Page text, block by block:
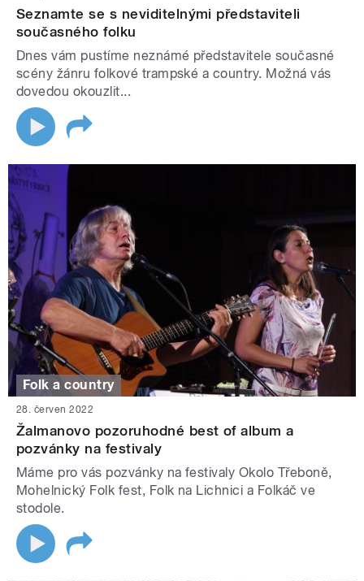
Seznamte se s neviditelnými představiteli
současného folku
Dnes vám pustíme neznámé představitele současné
scény žánru folkové trampské a country. Možná vás
dovedou okouzlit...
Folk a country
28. červen 2022
Žalmanovo pozoruhodné best of album a
pozvánky na festivaly
Máme pro vás pozvánky na festivaly Okolo Třeboně,
Mohelnický Folk fest, Folk na Lichnici a Folkáč ve
stodole.